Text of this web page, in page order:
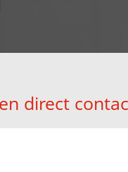
direct